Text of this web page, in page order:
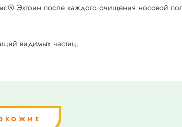
Эктоин после каждого очищения носовой
видимых частиц.